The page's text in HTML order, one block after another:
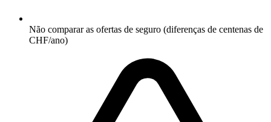
Não comparar as ofertas de seguro (diferenças de centenas de
CHF/ano)